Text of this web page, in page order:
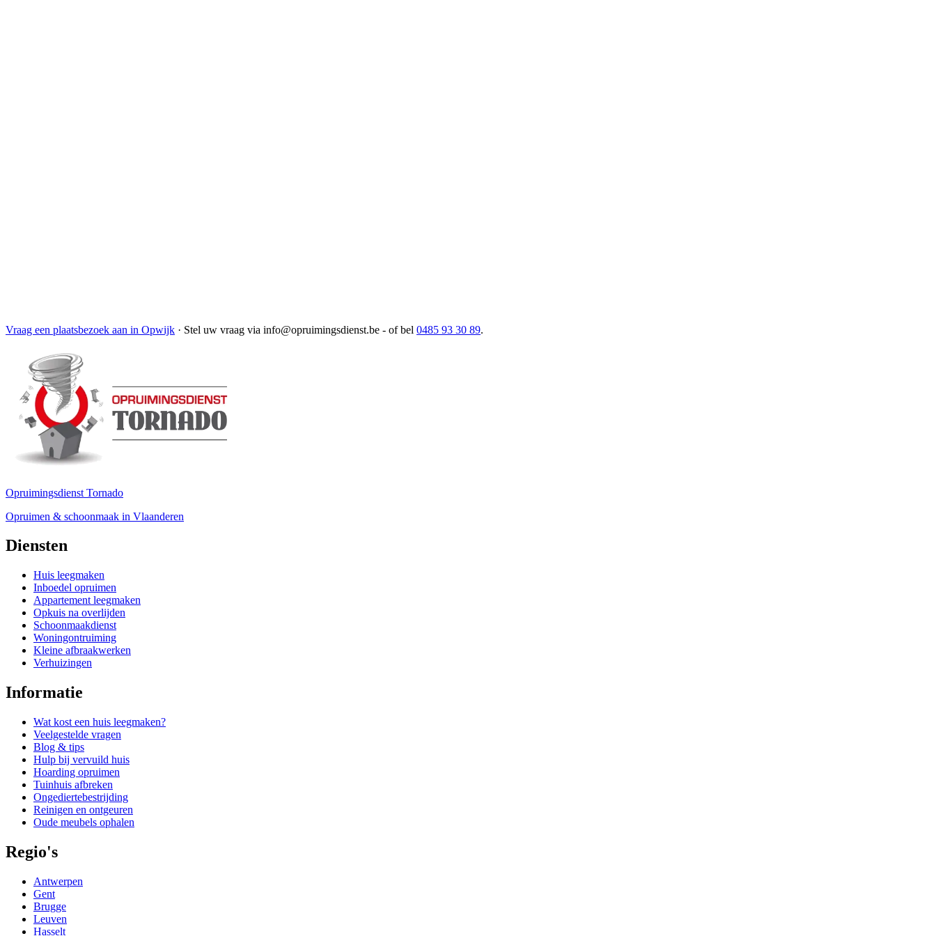
Vraag een plaatsbezoek aan in Opwijk · Stel uw vraag via info@opruimingsdienst.be - of bel 0485 93 30 89.
Opruimingsdienst Tornado
Opruimen & schoonmaak in Vlaanderen
Diensten
Huis leegmaken
Inboedel opruimen
Appartement leegmaken
Opkuis na overlijden
Schoonmaakdienst
Woningontruiming
Kleine afbraakwerken
Verhuizingen
Informatie
Wat kost een huis leegmaken?
Veelgestelde vragen
Blog & tips
Hulp bij vervuild huis
Hoarding opruimen
Tuinhuis afbreken
Ongediertebestrijding
Reinigen en ontgeuren
Oude meubels ophalen
Regio's
Antwerpen
Gent
Brugge
Leuven
Hasselt